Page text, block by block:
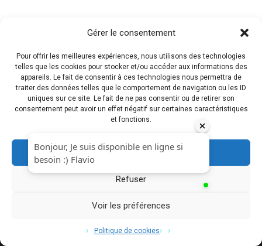
Gérer le consentement
Pour offrir les meilleures expériences, nous utilisons des technologies
telles que les cookies pour stocker et/ou accéder aux informations des
appareils. Le fait de consentir à ces technologies nous permettra de
traiter des données telles que le comportement de navigation ou les ID
uniques sur ce site. Le fait de ne pas consentir ou de retirer son
consentement peut avoir un effet négatif sur certaines caractéristiques
et fonctions.
Accepter
Refuser
Voir les préférences
Politique de cookies
Copyright © 2017 Flavio Da Costa. All Rights Reserved.